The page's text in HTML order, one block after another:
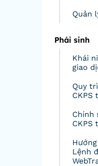
Quản
Phái sinh
Khái
giao
Quy
CKPS
Chính
CKPS
Lệnh